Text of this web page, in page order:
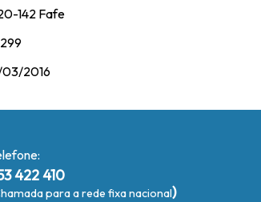
142 Fafe
03/2016
422 410
para a rede fixa nacional)